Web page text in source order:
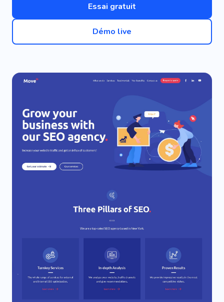
Essai gratuit
Démo live